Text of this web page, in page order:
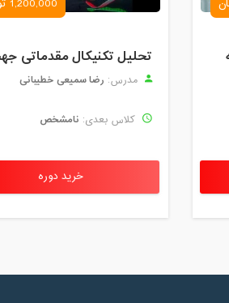
1,200,000 تومان
مدرس: رضا سمیعی خطیبانی
کلاس بعدی: نامشخص
خرید دوره